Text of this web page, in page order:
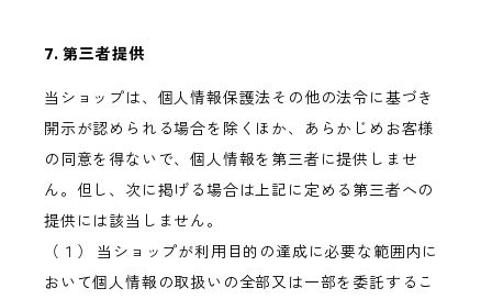
7. 第三者提供
当ショップは、個人情報保護法その他の法令に基づき
開示が認められる場合を除くほか、あらかじめお客様
の同意を得ないで、個人情報を第三者に提供しませ
ん。但し、次に掲げる場合は上記に定める第三者への
提供には該当しません。
（１） 当ショップが利用目的の達成に必要な範囲内に
おいて個人情報の取扱いの全部又は一部を委託するこ